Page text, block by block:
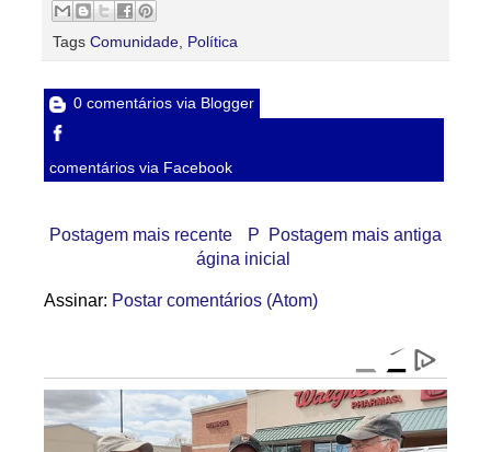
Tags Comunidade Política
0 comentários via Blogger
comentários via Facebook
Postagem mais recente Postagem mais antiga
P
ágina inicial
Assinar: Postar comentários (Atom)